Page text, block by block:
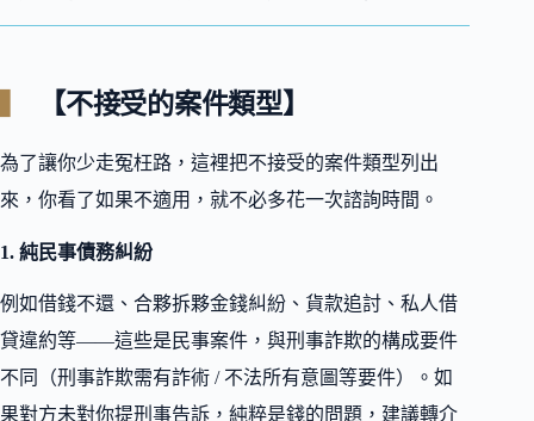
【不接受的案件類型】
為了讓你少走冤枉路，這裡把不接受的案件類型列出
來，你看了如果不適用，就不必多花一次諮詢時間。
1. 純民事債務糾紛
例如借錢不還、合夥拆夥金錢糾紛、貨款追討、私人借
貸違約等——這些是民事案件，與刑事詐欺的構成要件
不同（刑事詐欺需有詐術 / 不法所有意圖等要件）。如
果對方未對你提刑事告訴，純粹是錢的問題，建議轉介